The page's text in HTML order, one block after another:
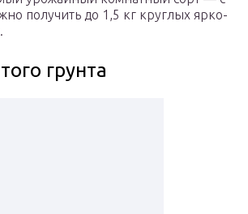
получить до 1,5 кг круглых ярко-
грунта